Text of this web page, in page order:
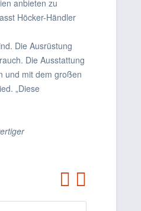
anbieten zu
Höcker-Händler
Die Ausrüstung
Die Ausstattung
und mit dem großen
„Diese